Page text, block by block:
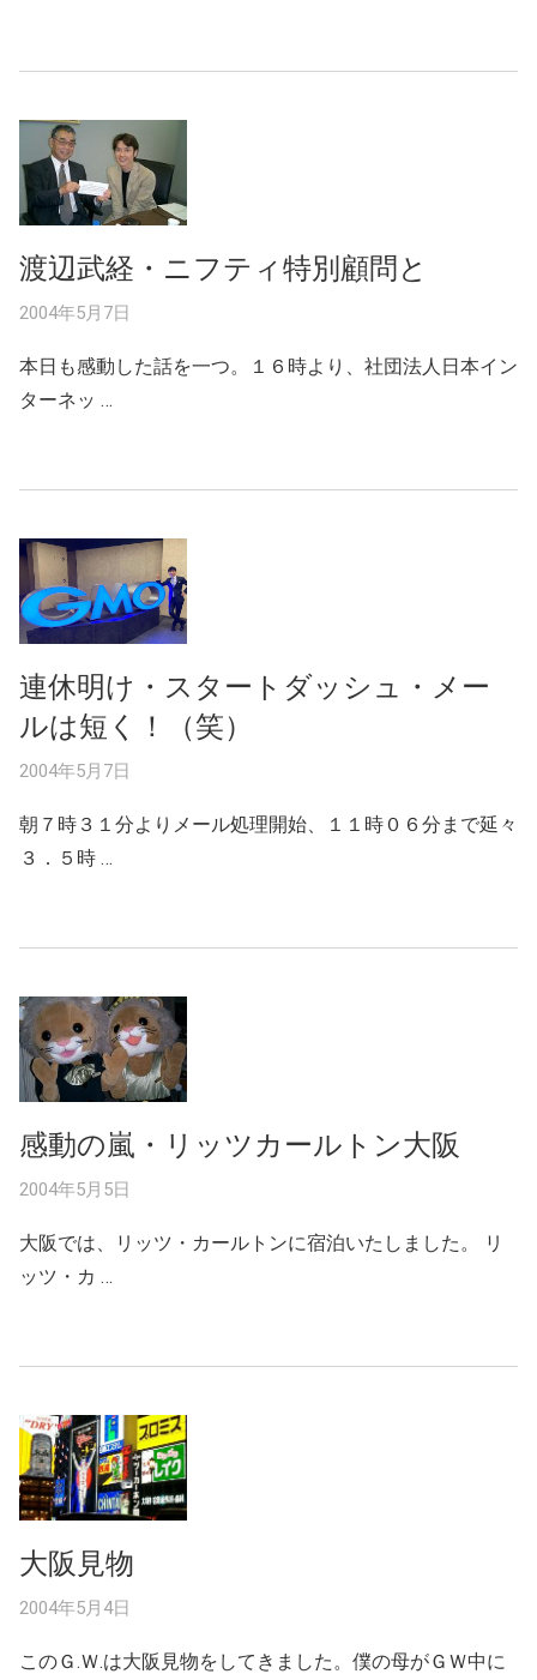
渡辺武経・ニフティ特別顧問と
2004年5月7日
本日も感動した話を一つ。１６時より、社団法人日本イン
ターネッ …
連休明け・スタートダッシュ・メー
ルは短く！（笑）
2004年5月7日
朝７時３１分よりメール処理開始、１１時０６分まで延々
３．５時 …
感動の嵐・リッツカールトン大阪
2004年5月5日
大阪では、リッツ・カールトンに宿泊いたしました。 リ
ッツ・カ …
大阪見物
2004年5月4日
このＧ.Ｗ.は大阪見物をしてきました。僕の母がＧＷ中に